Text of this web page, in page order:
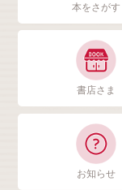
本をさがす
書店さま
お知らせ